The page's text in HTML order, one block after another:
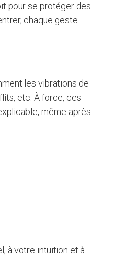
pour se protéger des
chaque geste
les vibrations de
etc. À force, ces
même après
à votre intuition et à